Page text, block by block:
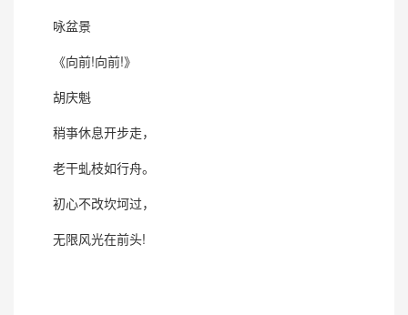
咏盆景
《向前!向前!》
胡庆魁
稍亊休息开步走，
老干虬枝如行舟。
初心不改坎坷过，
无限风光在前头!